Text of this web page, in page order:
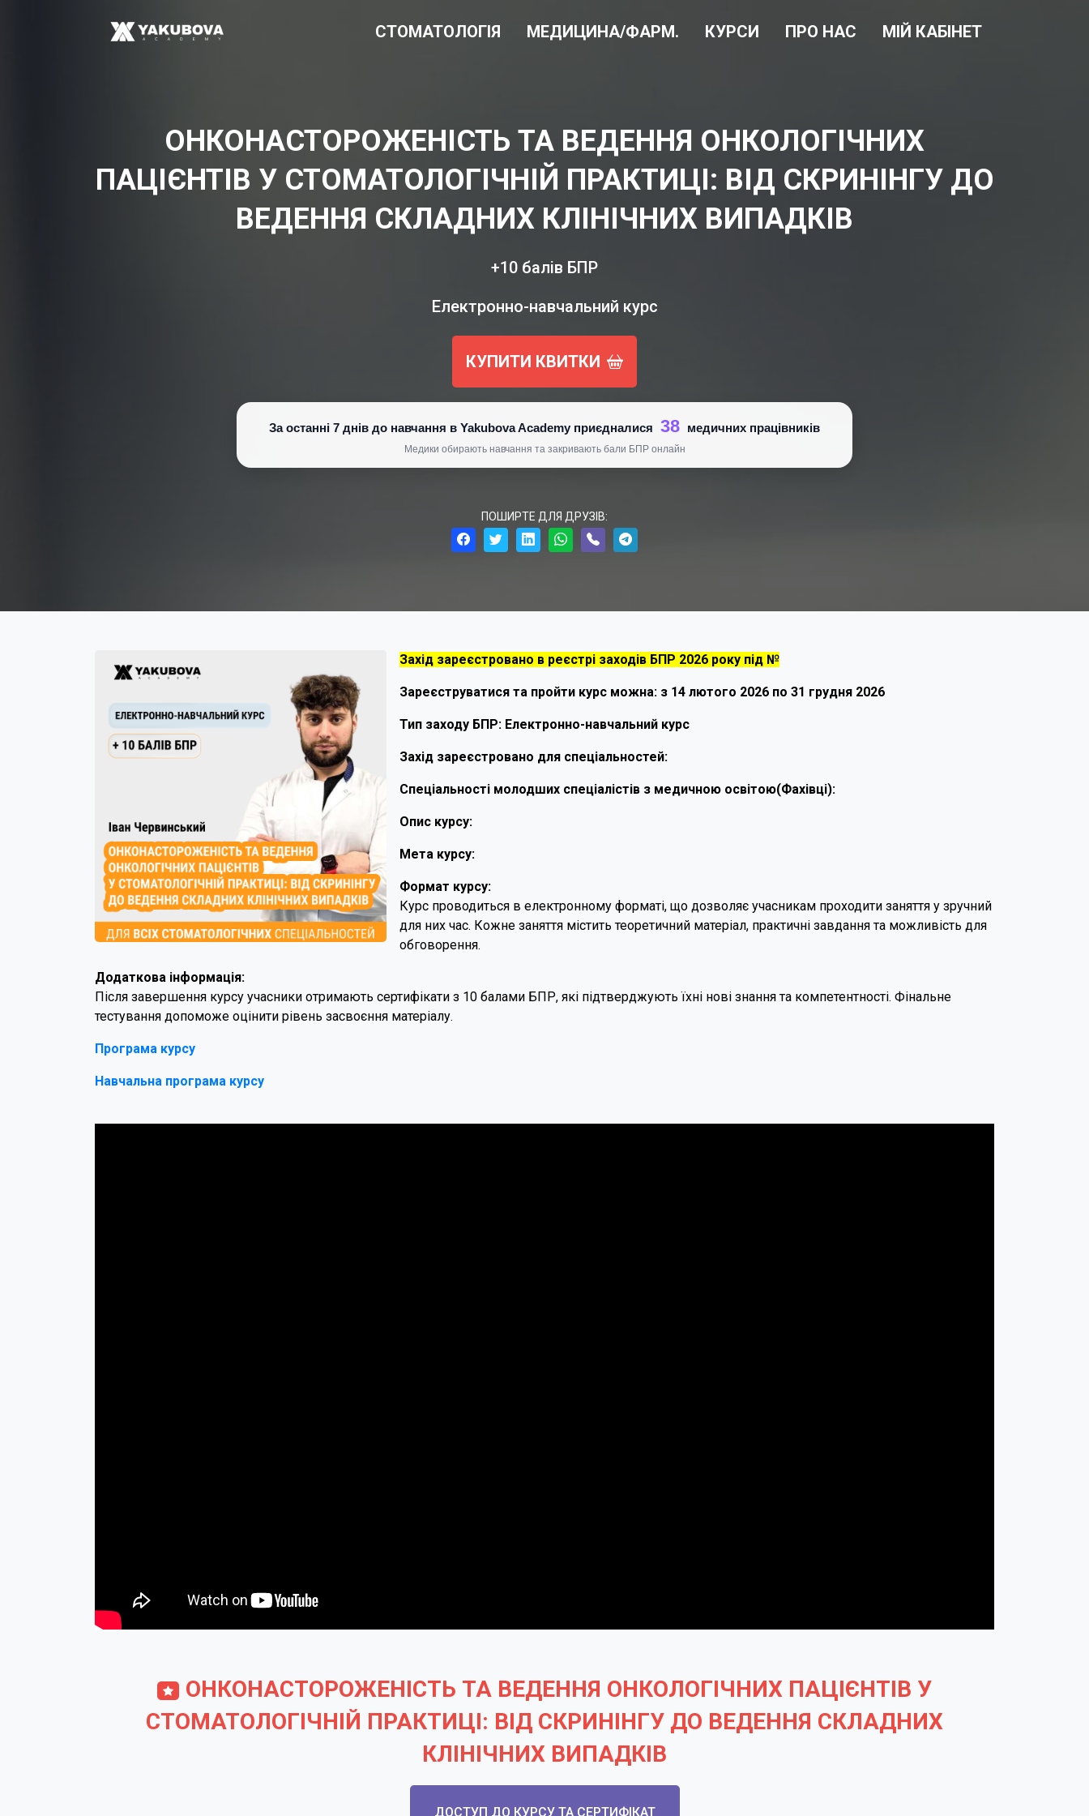
СТОМАТОЛОГІЯ МЕДИЦИНА/ФАРМ. КУРСИ ПРО НАС МІЙ КАБІНЕТ
ОНКОНАСТОРОЖЕНІСТЬ ТА ВЕДЕННЯ ОНКОЛОГІЧНИХ
ПАЦІЄНТІВ У СТОМАТОЛОГІЧНІЙ ПРАКТИЦІ: ВІД СКРИНІНГУ ДО
ВЕДЕННЯ СКЛАДНИХ КЛІНІЧНИХ ВИПАДКІВ
+10 балів БПР
Електронно-навчальний курс
КУПИТИ КВИТКИ
За останні 7 днів до навчання в Yakubova Academy приєдналися 38 медичних працівників
Медики обирають навчання та закривають бали БПР онлайн
ПОШИРТЕ ДЛЯ ДРУЗІВ:
Захід зареєстровано в реєстрі заходів БПР 2026 року під №
Зареєструватися та пройти курс можна: з 14 лютого 2026 по 31 грудня 2026
Тип заходу БПР: Електронно-навчальний курс
Захід зареєстровано для спеціальностей:
Спеціальності молодших спеціалістів з медичною освітою(Фахівці):
Опис курсу:
Мета курсу:
Формат курсу:
Курс проводиться в електронному форматі, що дозволяє учасникам проходити заняття у зручний
для них час. Кожне заняття містить теоретичний матеріал, практичні завдання та можливість для
обговорення.
Додаткова інформація:
Після завершення курсу учасники отримають сертифікати з 10 балами БПР, які підтверджують їхні нові знання та компетентності. Фінальне
тестування допоможе оцінити рівень засвоєння матеріалу.
Програма курсу
Навчальна програма курсу
ОНКОНАСТОРОЖЕНІСТЬ ТА ВЕДЕННЯ ОНКОЛОГІЧНИХ ПАЦІЄНТІВ У
СТОМАТОЛОГІЧНІЙ ПРАКТИЦІ: ВІД СКРИНІНГУ ДО ВЕДЕННЯ СКЛАДНИХ
КЛІНІЧНИХ ВИПАДКІВ
ДОСТУП ДО КУРСУ ТА СЕРТИФІКАТ